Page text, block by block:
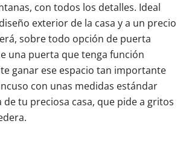
con todos los detalles. Ideal
exterior de la casa y a un precio
sobre todo opción de puerta
una puerta que tenga función
ganar ese espacio tan importante
con unas medidas estándar
de tu preciosa casa, que pide a gritos